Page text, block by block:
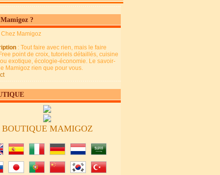
?
Chez Mamigoz
: Tout faire avec rien, mais le faire
point de croix, tutoriels détaillés, cuisine
exotique, écologie-économie. Le savoir-
Mamigoz rien que pour vous.
BOUTIQUE MAMIGOZ